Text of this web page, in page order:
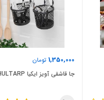
1,350,000 تومان
جا قاشقی آویز ایکیا HULTARP